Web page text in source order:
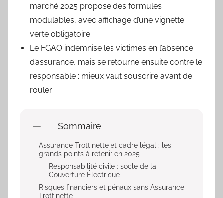
marché 2025 propose des formules
modulables, avec affichage d’une vignette
verte obligatoire.
Le FGAO indemnise les victimes en l’absence
d’assurance, mais se retourne ensuite contre le
responsable : mieux vaut souscrire avant de
rouler.
Sommaire
Assurance Trottinette et cadre légal : les
grands points à retenir en 2025
Responsabilité civile : socle de la
Couverture Électrique
Risques financiers et pénaux sans Assurance
Trottinette